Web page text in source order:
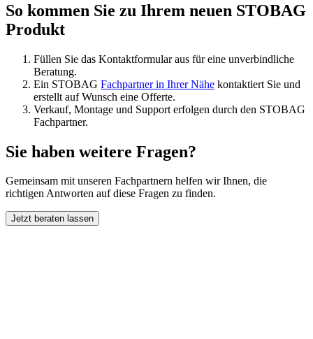
So kommen Sie zu Ihrem neuen STOBAG
Produkt
Füllen Sie das Kontaktformular aus für eine unverbindliche
Beratung.
Ein STOBAG Fachpartner in Ihrer Nähe kontaktiert Sie und
erstellt auf Wunsch eine Offerte.
Verkauf, Montage und Support erfolgen durch den STOBAG
Fachpartner.
Sie haben weitere Fragen?
Gemeinsam mit unseren Fachpartnern helfen wir Ihnen, die
richtigen Antworten auf diese Fragen zu finden.
Jetzt beraten lassen